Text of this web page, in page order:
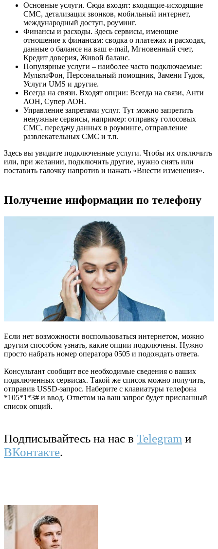
Основные услуги. Сюда входят: входящие-исходящие
СМС, детализация звонков, мобильный интернет,
международный доступ, роуминг.
Финансы и расходы. Здесь сервисы, имеющие
отношение к финансам: сводка о платежах и расходах,
данные о балансе на ваш e-mail, Мгновенный счет,
Кредит доверия, Живой баланс.
Популярные услуги – наиболее часто подключаемые:
МультиФон, Персональный помощник, Замени Гудок,
Услуги UMS и другие.
Всегда на связи. Входят опции: Всегда на связи, Анти
АОН, Супер АОН.
Управление запретами услуг. Тут можно запретить
ненужные сервисы, например: отправку голосовых
СМС, передачу данных в роуминге, отправление
развлекательных СМС и т.п.
Здесь вы увидите подключенные услуги. Чтобы их отключить
или, при желании, подключить другие, нужно снять или
поставить галочку напротив и нажать «Внести изменения».
Получение информации по телефону
Если нет возможности воспользоваться интернетом, можно
другим способом узнать, какие опции подключены. Нужно
просто набрать номер оператора 0505 и подождать ответа.
Консультант сообщит все необходимые сведения о ваших
подключенных сервисах. Такой же список можно получить,
отправив USSD-запрос. Наберите с клавиатуры телефона
*105*1*3# и ввод. Ответом на ваш запрос будет присланный
список опций.
Подписывайтесь на нас в Telegram и
ВКонтакте.